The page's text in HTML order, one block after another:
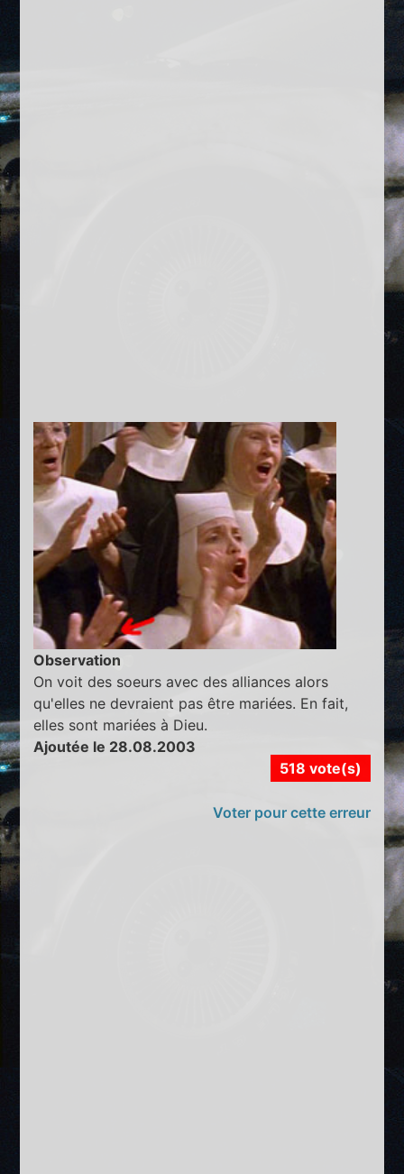
Observation
On voit des soeurs avec des alliances alors
qu'elles ne devraient pas être mariées. En fait,
elles sont mariées à Dieu.
Ajoutée le 28.08.2003
518 vote(s)
Voter pour cette erreur